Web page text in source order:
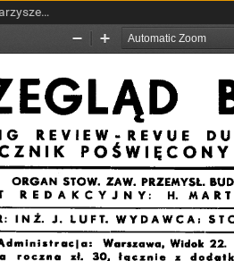
Stowarzyszenie Zawodowe Przemysłowców Budowlanych Rzeczypospolitej Polskiej.